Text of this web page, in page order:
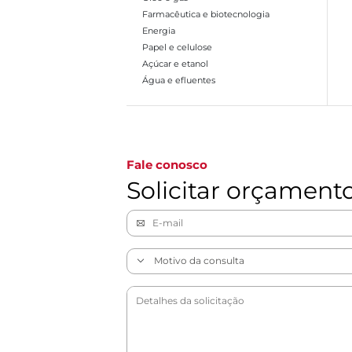
Farmacêutica e biotecnologia
Energia
Papel e celulose
Açúcar e etanol
Água e efluentes
Fale conosco
Solicitar